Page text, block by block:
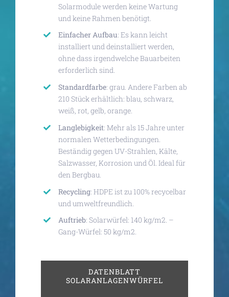
Solarmodule werden keine Wartung
und keine Rahmen benötigt.
Einfacher Aufbau: Es kann leicht
installiert und deinstalliert werden,
ohne dass irgendwelche Bauarbeiten
erforderlich sind.
Standardfarbe: grau. Andere Farben ab
210 Stück erhältlich: blau, schwarz,
weiß, rot, gelb, orange.
Langlebigkeit: Mehr als 15 Jahre unter
normalen Wetterbedingungen.
Beständig gegen UV-Strahlen, Kälte,
Salzwasser, Korrosion und Öl. Ideal für
den Bergbau.
Recycling: HDPE ist zu 100% recycelbar
und umweltfreundlich.
Auftrieb: Solarwürfel: 140 kg/m2. –
Gang-Würfel: 50 kg/m2.
DATENBLATT
SOLARANLAGENWÜRFEL